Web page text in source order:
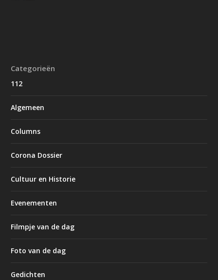
Categorieën
112
Algemeen
Columns
Corona Dossier
Cultuur en Historie
Evenementen
Filmpje van de dag
Foto van de dag
Gedichten